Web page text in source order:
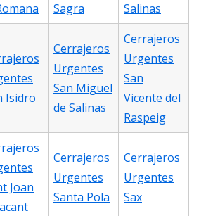
Sagra
Salinas
Isidro
Cerrajeros
Urgentes
San Miguel
de Salinas
Cerrajeros
Urgentes
San
Vicente del
Raspeig
Joan
Cerrajeros
Urgentes
Santa Pola
Cerrajeros
Urgentes
Sax